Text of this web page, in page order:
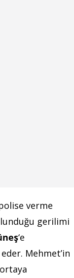
verme
gerilimi
‘e
Mehmet’in
ortaya